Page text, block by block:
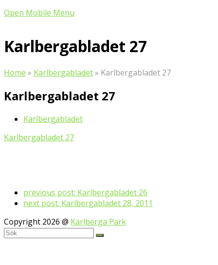
Open Mobile Menu
Karlbergabladet 27
Home » Karlbergabladet» Karlbergabladet 27
Karlbergabladet 27
Karlbergabladet
Karlbergabladet 27
previous post: Karlbergabladet 26
next post: Karlbergabladet 28, 2011
Copyright 2026 @ Karlberga Park